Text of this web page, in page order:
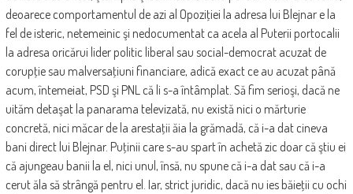
deoarece comportamentul de azi al Opoziţiei la adresa lui Blejnar e la
fel de isteric, netemeinic şi nedocumentat ca acela al Puterii portocalii
la adresa oricărui lider politic liberal sau social-democrat acuzat de
corupţie sau malversaţiuni financiare, adică exact ce au acuzat până
acum, întemeiat, PSD şi PNL că li s-a întâmplat. Să fim serioşi, dacă ne
uităm detaşat la panarama televizată, nu există nici o mărturie
concretă, nici măcar de la arestaţii ăia la grămadă, că i-a dat cineva
bani direct lui Blejnar. Puţinii care s-au spart în achetă zic doar că ştiu ei
că ajungeau banii la el, nici unul, însă, nu spune că i-a dat sau că i-a
cerut ăla să strângă pentru el. Iar, strict juridic, dacă nu ies băieţii cu ochi